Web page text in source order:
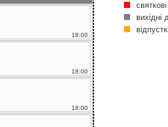
18:00
18:00
18:00
вихідні